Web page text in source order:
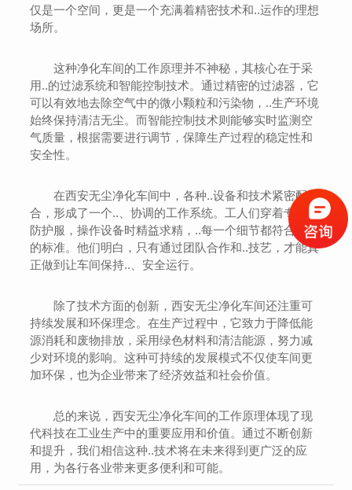
仅是一个空间，更是一个充满着精密技术和..运作的理想
场所。
这种净化车间的工作原理并不神秘，其核心在于采
用..的过滤系统和智能控制技术。通过精密的过滤器，它
可以有效地去除空气中的微小颗粒和污染物，..生产环境
始终保持清洁无尘。而智能控制技术则能够实时监测空
气质量，根据需要进行调节，保障生产过程的稳定性和
安全性。
在西安无尘净化车间中，各种..设备和技术紧密配
合，形成了一个..、协调的工作系统。工人们穿着专业的
防护服，操作设备时精益求精，..每一个细节都符合严格
的标准。他们明白，只有通过团队合作和..技艺，才能真
正做到让车间保持..、安全运行。
除了技术方面的创新，西安无尘净化车间还注重可
持续发展和环保理念。在生产过程中，它致力于降低能
源消耗和废物排放，采用绿色材料和清洁能源，努力减
少对环境的影响。这种可持续的发展模式不仅使车间更
加环保，也为企业带来了经济效益和社会价值。
总的来说，西安无尘净化车间的工作原理体现了现
代科技在工业生产中的重要应用和价值。通过不断创新
和提升，我们相信这种..技术将在未来得到更广泛的应
用，为各行各业带来更多便利和可能。